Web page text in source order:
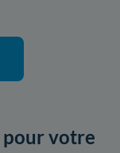
pour votre